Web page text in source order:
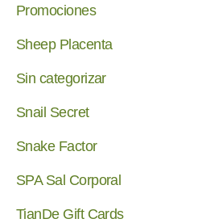
Promociones
Sheep Placenta
Sin categorizar
Snail Secret
Snake Factor
SPA Sal Corporal
TianDe Gift Cards